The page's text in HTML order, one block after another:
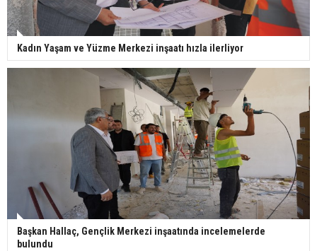
Kadın Yaşam ve Yüzme Merkezi inşaatı hızla ilerliyor
Başkan Hallaç, Gençlik Merkezi inşaatında incelemelerde
bulundu